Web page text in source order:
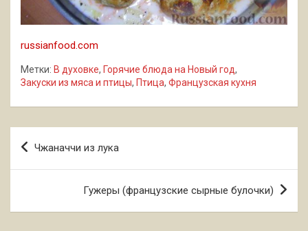
russianfood.com
Метки: В духовке, Горячие блюда на Новый год,
Закуски из мяса и птицы, Птица, Французская кухня
Навигация
Чжаначчи из лука
Гужеры (французские сырные булочки)